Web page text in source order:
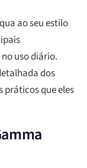
ao seu estilo
uso diário.
dos
práticos que eles